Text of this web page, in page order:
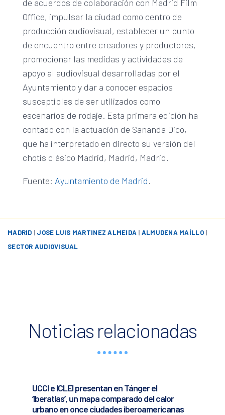
de acuerdos de colaboración con Madrid Film
Office, impulsar la ciudad como centro de
producción audiovisual, establecer un punto
de encuentro entre creadores y productores,
promocionar las medidas y actividades de
apoyo al audiovisual desarrolladas por el
Ayuntamiento y dar a conocer espacios
susceptibles de ser utilizados como
escenarios de rodaje. Esta primera edición ha
contado con la actuación de Sananda Dico,
que ha interpretado en directo su versión del
chotis clásico Madrid, Madrid, Madrid.
Fuente: Ayuntamiento de Madrid.
MADRID | JOSE LUIS MARTINEZ ALMEIDA | ALMUDENA MAÍLLO|
SECTOR AUDIOVISUAL
Noticias relacionadas
UCCI e ICLEI presentan en Tánger el
‘Iberatlas’, un mapa comparado del calor
urbano en once ciudades iberoamericanas